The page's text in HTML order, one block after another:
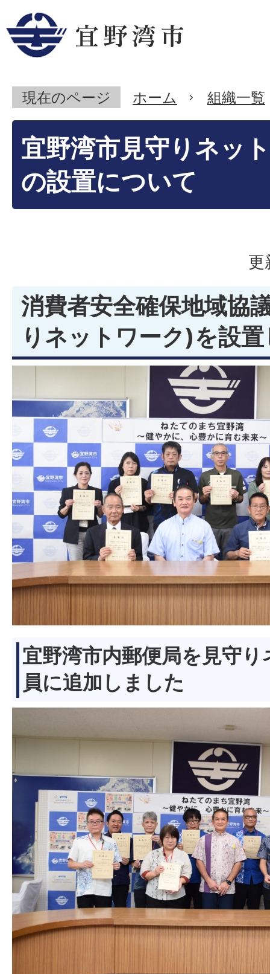
現在のページ ホーム 組織一覧
宜野湾市見守りネッ
の設置について
更
消費者安全確保地域協
りネットワーク)を設
宜野湾市内郵便局を見守
員に追加しました